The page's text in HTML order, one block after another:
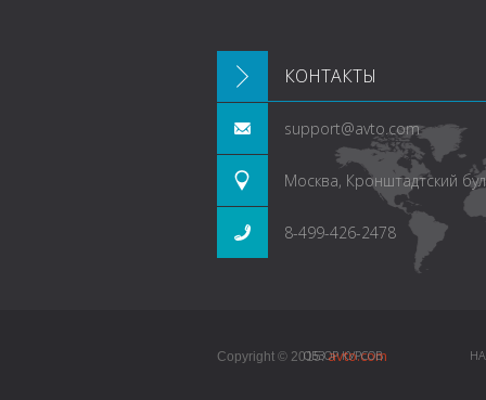
КОНТАКТЫ
support@avto.com
Москва, Кронштадтский
8-499-426-2478
Copyright © 2015.avto.com
ОБЗОР КУРСОВ